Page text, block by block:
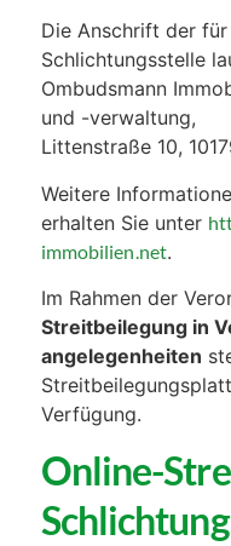
Die Anschrift der
Schlichtungsstelle
Ombudsmann
und -verwaltung,
Littenstraße 10,
Weitere
erhalten Sie unter
immobilien.net.
Im Rahmen der
Streitbeilegung in
angelegenheiten
Verfügung.
Online-